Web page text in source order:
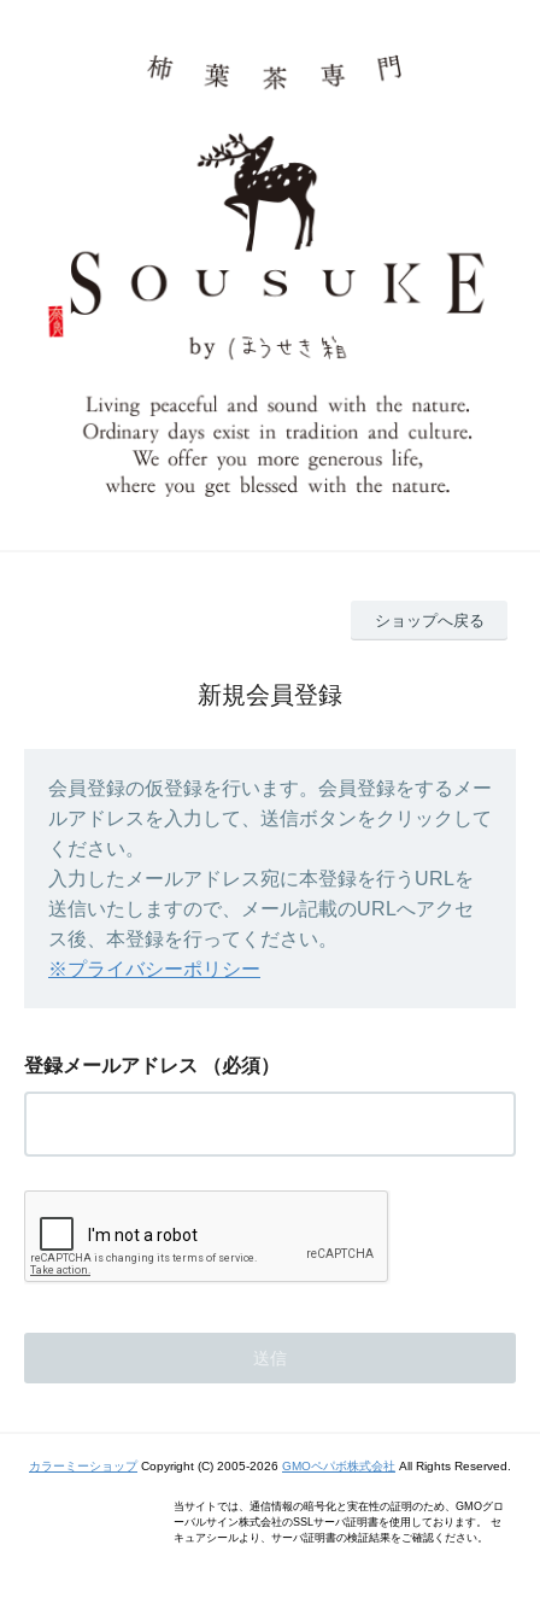
ショップへ戻る
新規会員登録
会員登録の仮登録を行います。会員登録をするメー
ルアドレスを入力して、送信ボタンをクリックして
ください。
入力したメールアドレス宛に本登録を行うURLを
送信いたしますので、メール記載のURLへアクセ
ス後、本登録を行ってください。
※プライバシーポリシー
登録メールアドレス （必須）
カラーミーショップCopyright (C) 2005-2026 GMOペパボ株式会社 All Rights Reserved.
当サイトでは、通信情報の暗号化と実在性の証明のため、GMOグロ
ーバルサイン株式会社のSSLサーバ証明書を使用しております。 セ
キュアシールより、サーバ証明書の検証結果をご確認ください。